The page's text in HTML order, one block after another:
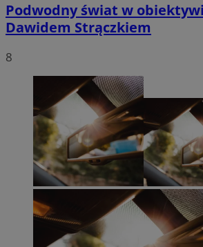
Podwodny świat w
Dawidem Strączkiem
8